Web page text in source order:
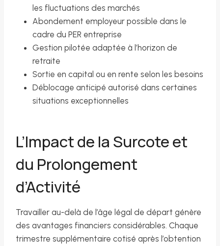
les fluctuations des marchés
Abondement employeur possible dans le
cadre du PER entreprise
Gestion pilotée adaptée à l’horizon de
retraite
Sortie en capital ou en rente selon les besoins
Déblocage anticipé autorisé dans certaines
situations exceptionnelles
L’Impact de la Surcote et
du Prolongement
d’Activité
Travailler au-delà de l’âge légal de départ génère
des avantages financiers considérables. Chaque
trimestre supplémentaire cotisé après l’obtention